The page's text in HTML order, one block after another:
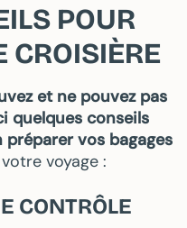
POUR
CROISIÈRE
et ne pouvez pas
quelques conseils
vos bagages
voyage :
CONTRÔLE